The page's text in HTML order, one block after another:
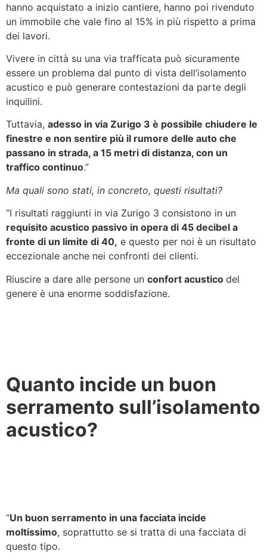
hanno acquistato a inizio cantiere, hanno poi rivenduto
un immobile che vale fino al 15% in più rispetto a prima
dei lavori.
Vivere in città su una via trafficata può sicuramente
essere un problema dal punto di vista dell’isolamento
acustico e può generare contestazioni da parte degli
inquilini.
Tuttavia, adesso in via Zurigo 3 è possibile chiudere le
finestre e non sentire più il rumore delle auto che
passano in strada, a 15 metri di distanza, con un
traffico continuo.”
Ma quali sono stati, in concreto, questi risultati?
“I risultati raggiunti in via Zurigo 3 consistono in un
requisito acustico passivo in opera di 45 decibel a
fronte di un limite di 40, e questo per noi è un risultato
eccezionale anche nei confronti dei clienti.
Riuscire a dare alle persone un confort acustico del
genere è una enorme soddisfazione.
Quanto incide un buon
serramento sull’isolamento
acustico?
“Un buon serramento in una facciata incide
moltissimo, soprattutto se si tratta di una facciata di
questo tipo.